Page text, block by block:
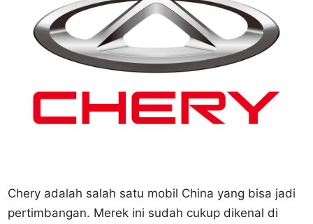
Chery adalah salah satu mobil China yang bisa jadi
pertimbangan. Merek ini sudah cukup dikenal di